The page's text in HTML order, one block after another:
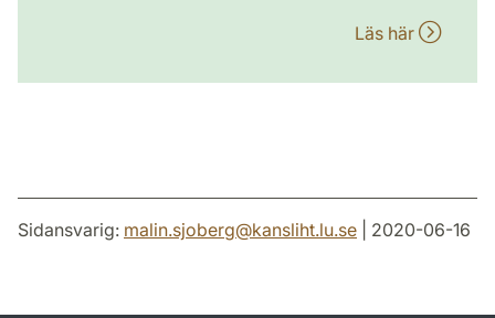
Läs här
Sidansvarig: malin.sjoberg@kansliht.lu.se | 2020-06-16